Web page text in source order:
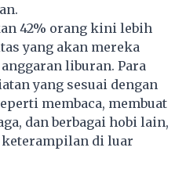
42% orang kini lebih
yang akan mereka
liburan. Para
yang sesuai dengan
membaca, membuat
dan berbagai hobi lain,
di luar